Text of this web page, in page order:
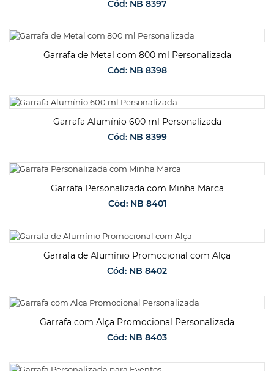
Cód: NB 8397
SOLICITAR ORÇAMENTO
Garrafa de Metal com 800 ml Personalizada
Cód: NB 8398
SOLICITAR ORÇAMENTO
Garrafa Alumínio 600 ml Personalizada
Cód: NB 8399
SOLICITAR ORÇAMENTO
Garrafa Personalizada com Minha Marca
Cód: NB 8401
SOLICITAR ORÇAMENTO
Garrafa de Alumínio Promocional com Alça
Cód: NB 8402
SOLICITAR ORÇAMENTO
Garrafa com Alça Promocional Personalizada
Cód: NB 8403